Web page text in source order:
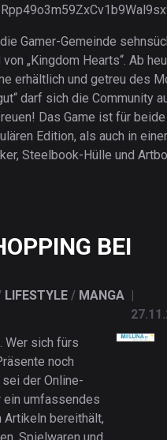
Gamer-Gemeinde
„Kingdom Hearts“. Ab
erhältlich und getreu des
darf sich die Community
Das Game ist für beide
Edition, als auch in einer
Steelbook-Hülle und
BEI
LIFESTYLE / MANGA
Wer sich fürs
noch
der Online-
ein umfassendes
bereithält,